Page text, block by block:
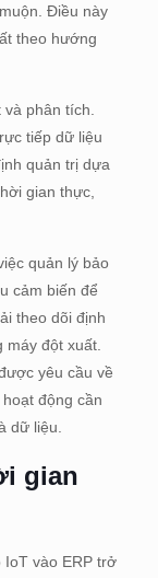
Điều này
theo hướng
phân tích.
tiếp dữ liệu
quản trị dựa
gian thực,
quản lý bảo
cảm biến để
theo dõi định
đột xuất.
yêu cầu về
động cần
dữ liệu.
gian
vào ERP trở